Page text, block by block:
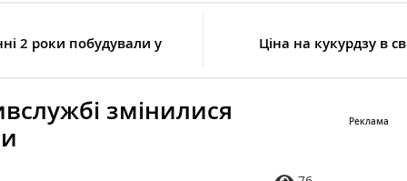
2 роки побудували у Ціна на кукурдзу в
змінилися